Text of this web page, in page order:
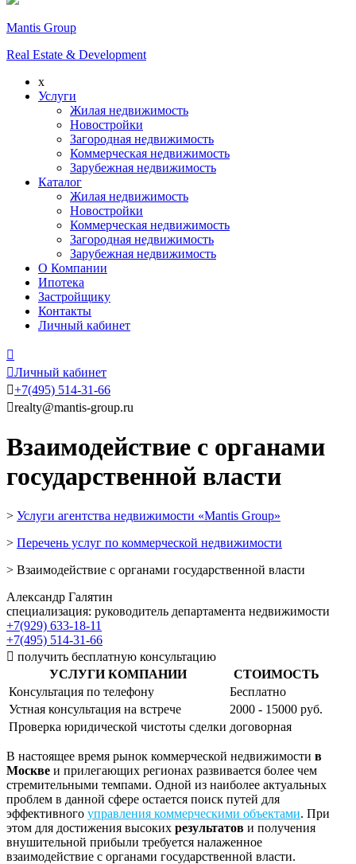
Mantis Group
Real Estate & Development
x
Услуги
Жилая недвижимость
Новостройки
Загородная недвижимость
Коммерческая недвижимость
Зарубежная недвижимость
Каталог
Жилая недвижимость
Новостройки
Коммерческая недвижимость
Загородная недвижимость
Зарубежная недвижимость
О Компании
Ипотека
Застройщику
Контакты
Личный кабинет

Личный кабинет
+7(495) 514-31-66
realty@mantis-group.ru
Взаимодействие с органами
государственной власти
> Услуги агентства недвижимости «Mantis Group»
> Перечень услуг по коммерческой недвижимости
> Взаимодействие с органами государственной власти
Александр Галятин
специализация: руководитель департамента недвижимости
+7(929) 633-18-11
+7(495) 514-31-66
 получить бесплатную консультацию
УСЛУГИ КОМПАНИИ
СТОИМОСТЬ
Консультация по телефону
Бесплатно
Устная консультация на встрече
2000 - 15000 руб.
Проверка юридической чистоты сделки договорная
В настоящее время рынок коммерческой недвижимости в
Москве и прилегающих регионах развивается более чем
стремительными темпами. Одной из наиболее актуальных
проблем в данной сфере остается поиск путей для
эффективного управления коммерческими объектами. При
этом для достижения высоких результатов и получения
внушительной прибыли требуется налаженное
взаимодействие с органами государственной власти.